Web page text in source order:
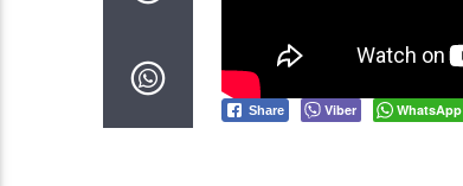
Share Viber WhatsApp